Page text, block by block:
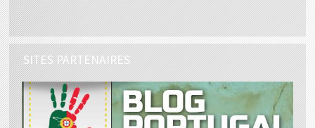
SITES PARTENAIRES